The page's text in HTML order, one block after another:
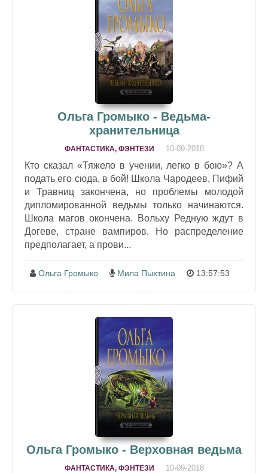
Ольга Громыко - Ведьма-
хранительница
ФАНТАСТИКА, ФЭНТЕЗИ 10-09-2018
Кто сказал «Тяжело в учении, легко в бою»? А
подать его сюда, в бой! Школа Чародеев, Пифий
и Травниц закончена, но проблемы молодой
дипломированной ведьмы только начинаются.
Школа магов окончена. Вольху Редную ждут в
Догеве, стране вампиров. Но распределение
предполагает, а прови...
Ольга Громыко Мила Пыхтина 13:57:53
Ольга Громыко - Верховная ведьма
ФАНТАСТИКА, ФЭНТЕЗИ 10-09-2018